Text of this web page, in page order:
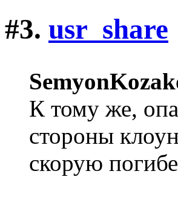
#3. usr_share
К тому же,
стороны
скорую